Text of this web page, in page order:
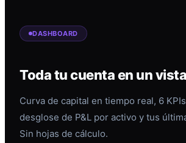
DASHBOARD
Toda tu cuenta en un
Curva de capital en tiempo real, 6
desglose de P&L por activo y tus
Sin hojas de cálculo.